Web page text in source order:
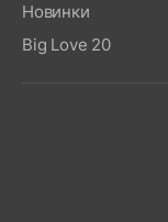
Новинки
Big Love 20